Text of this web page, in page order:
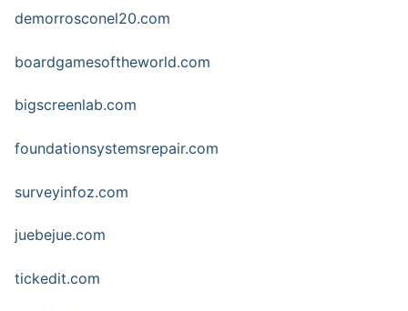
demorrosconel20.com
boardgamesoftheworld.com
bigscreenlab.com
foundationsystemsrepair.com
surveyinfoz.com
juebejue.com
tickedit.com